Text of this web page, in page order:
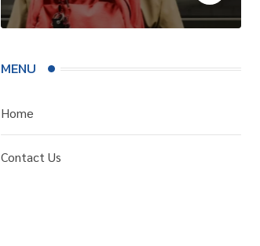
MENU
Home
Contact Us